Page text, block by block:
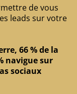
de vous
leads sur votre
66 % de la
navigue sur
sociaux